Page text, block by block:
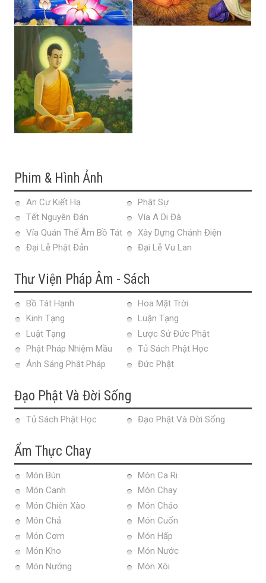
Phim & Hình Ảnh
An Cư Kiết Hạ
Phật Sự
Tết Nguyên Đán
Vía A Di Đà
Vía Quán Thế Âm Bồ Tát
Xây Dựng Chánh Điện
Đại Lễ Phật Đản
Đại Lễ Vu Lan
Thư Viện Pháp Âm - Sách
Bồ Tát Hạnh
Hoa Mặt Trời
Kinh Tạng
Luận Tạng
Luật Tạng
Lược Sử Đức Phật
Phật Pháp Nhiệm Mầu
Tủ Sách Phật Học
Ánh Sáng Phật Pháp
Đức Phật
Đạo Phật Và Đời Sống
Tủ Sách Phật Học Đạo Phật Và Đời Sống
Ẩm Thực Chay
Món Bún
Món Ca Ri
Món Canh
Món Chay
Món Chiên Xào
Món Cháo
Món Chả
Món Cuốn
Món Cơm
Món Hấp
Món Kho
Món Nước
Món Nướng
Món Xôi